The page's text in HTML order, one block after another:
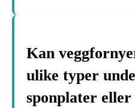
Kan
ulike typer
sponplater